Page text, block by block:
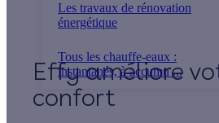
Les travaux de rénovation
énergétique
Tous les chauffe-eaux :
instantanés, à accumu ...
Effy